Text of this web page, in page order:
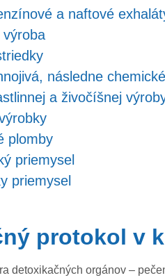
a naftové
výroba
následne
a živočíšnej
plomby
priemysel
priemysel
protokol v
detoxikačných orgánov –